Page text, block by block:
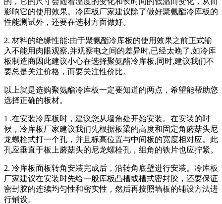
影响它的使用效果。冷库板厂家建议除了做好聚氨酯冷库板的
性能测试外，还要在选材方面做好。
2. 材料的绝缘性能:由于聚氨酯冷库板的使用效果之前正式输
入不能用肉眼观察,并观察电之间的差异时,已经太晚了,如冷库
板制造商因此建议小心在选择聚氨酯冷库板,同时,建议我们不
要总是关注价格，而要关注性价比。
以上就是选购聚氨酯冷库板一定要知道的两点，希望能帮助您
选择正确的板材。
1 .在安装冷库板时，建议您从墙角处开始安装。在安装的时
候，冷库板厂家建议我们先根据板梁的高度和固定角蘑菇头尼
龙螺栓式打一个孔，并且标高位置与中间板的宽度相对应。此
孔应垂直于板上蘑菇头的尼龙螺栓孔，组角的铁片也应拧紧。
2. 冷库板面板转角安装完成后，沿转角底壁进行安装。冷库板
厂家建议在安装时先给一般库板凸槽或槽式密封胶，还要保证
密封胶的连续均匀性和密实性，然后再按照墙板的铺设方法进
行铺设。